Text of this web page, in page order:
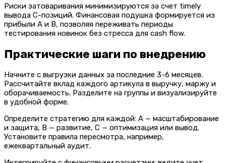
Риски затоваривания минимизируются за счет timely
вывода C-позиций. Финансовая подушка формируется из
прибыли A и B, позволяя переживать периоды
тестирования новинок без стресса для cash flow.
Практические шаги по внедрению
Начните с выгрузки данных за последние 3-6 месяцев.
Рассчитайте вклад каждого артикула в выручку, маржу и
оборачиваемость. Разделите на группы и визуализируйте
в удобной форме.
Определите стратегию для каждой: A — масштабирование
и защита, B — развитие, C — оптимизация или вывод.
Установите правила пересмотра, например,
ежеквартальный аудит.